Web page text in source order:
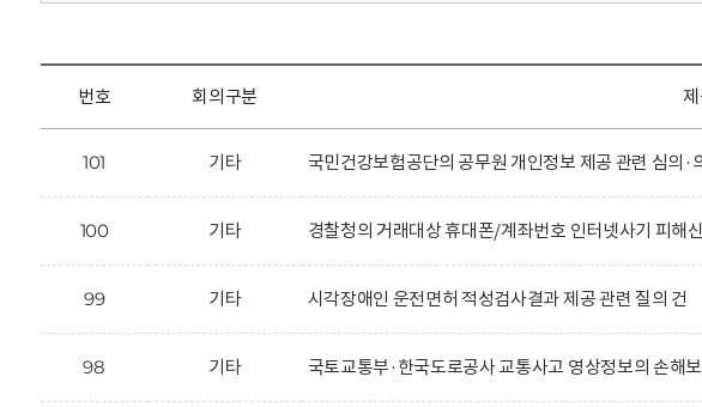
번호 회의구분
101 기타 국민건강보험공단의 공무원 개인정보 제공 관련 심의·
100 기타 경찰청의 거래대상 휴대폰/계좌번호 인터넷사기 피해
99 기타 시각장애인 운전면허 적성검사결과 제공 관련 질의 건
98 기타 국토교통부·한국도로공사 교통사고 영상정보의 손해